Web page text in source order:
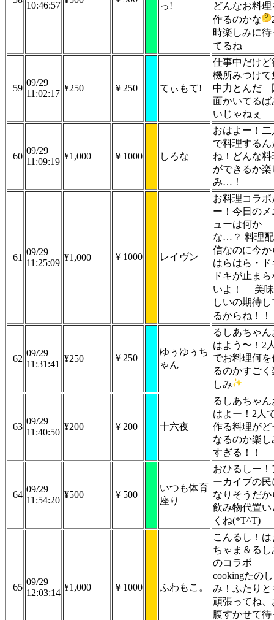
10:46:57 っ!
どんなお料理
作るのかな
時楽しみに待
てるね
59
09/29
11:02:17
¥250 ￥250 てぃもて!
仕事中だけど
機所みつけて
中力とんだ
面かいてるば
いじゃねぇ
60
09/29
11:09:19
¥1,000 ￥1000 しろな
おはよー！二
で料理するん
ね！どんな料
ができるか楽
み…！
61
09/29
11:25:09
¥1,000 ￥1000 レイヴン
お料理コラボ
ー！今日のメ
ューは何か
な…？ 料理配
信なのに今か
はらはら・ド
ドキが止まら
いよ！
美味
しいの期待し
るからね！！
62
09/29
11:31:41
¥250 ￥250
ゆぅゆぅち
ゃん
るしあちゃん
はよう〜！2
でお料理何を
るのかすごく
しみ
63
09/29
11:40:50
¥200 ￥200 十六夜
るしあちゃん
はよー！2人
作る料理がど
なるのか楽し
すぎる！！
64
09/29
11:54:20
¥500 ￥500
いつも体育
座り
おひるしー！
ーカイブの民
なりそうだか
飲み物代置い
くね(*T^T)
65
09/29
12:03:14
¥1,000 ￥1000 ふわもこ。
こんるし！は
ちゃま＆るし
のコラボ
cookingたのし
み！ふたりと
頑張ってね、
腹すかせて待